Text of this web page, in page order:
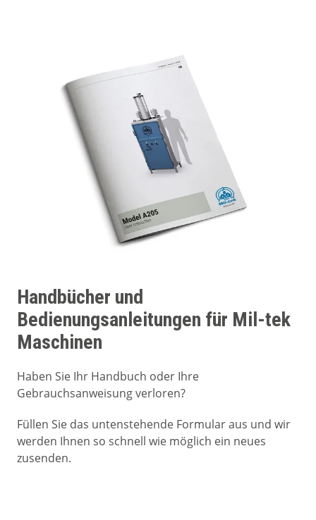
Handbücher und
Bedienungsanleitungen für Mil-tek
Maschinen
Haben Sie Ihr Handbuch oder Ihre
Gebrauchsanweisung verloren?
Füllen Sie das untenstehende Formular aus und wir
werden Ihnen so schnell wie möglich ein neues
zusenden.